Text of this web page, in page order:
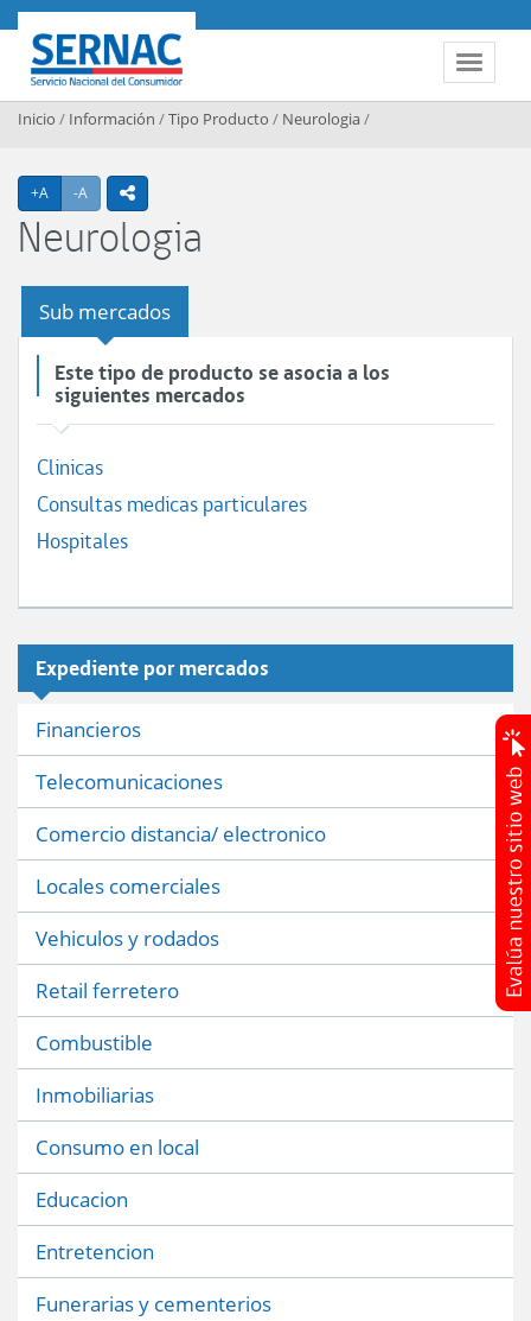
Contenido principal
Toggle
SERNAC
Inicio / Información /Tipo Producto / Neurologia/
+A Agrandar texto
-A Achicar textoicono compartir
Neurologia
Sub mercados
Este tipo de producto se asocia a los
siguientes mercados
Clinicas
Consultas medicas particulares
Hospitales
Expediente por mercados
Financieros
Telecomunicaciones
Comercio distancia/ electronico
Locales comerciales
Vehiculos y rodados
Retail ferretero
Combustible
Inmobiliarias
Consumo en local
Educacion
Entretencion
Funerarias y cementerios